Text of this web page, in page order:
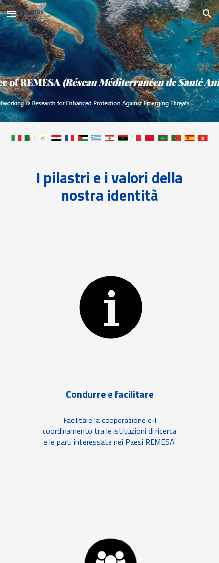
Skip to main content Skip to navigation
I pilastri e i valori della
nostra identità
Condurre e facilitare
Facilitare la cooperazione e il
coordinamento tra le istituzioni di ricerca
e le parti interessate nei Paesi REMESA.